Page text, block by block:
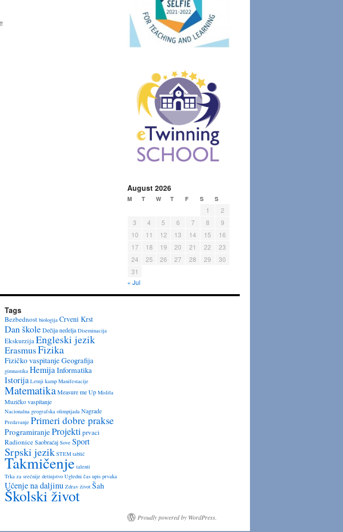
on
August 2026
M T W T F S S
1
2
3
4 5 6 7 8
9
10
11 12 13 14 15
16
17
18 19 20 21 22
23
24
25 26 27 28 29
30
31
« Jul
Tags
Bezbednost biologija Crveni Krst
Dan školeDečija nedelja Diseminacija
EkskurzijaEngleski jezik
ErasmusFizika
Fizičko vaspitanjeGeografija
gimnastika HemijaInformatika
Istorija Letnji kamp Manifestacije
MatematikaMeasure me Up Misliša
Muzičko vaspitanje
Nacionalna geografska olimpijada Nagrade
Predavanje Primeri dobre prakse
ProgramiranjeProjektiprvaci
RadioniceSaobraćaj Sove Sport
Srpski jezik STEM tablić
Takmičenje talenti
Trka za srećnije detinjstvo Ugledni čas upis prvaka
Učenje na daljinu Zdrav život Šah
Školski život
Proudly powered by WordPress.